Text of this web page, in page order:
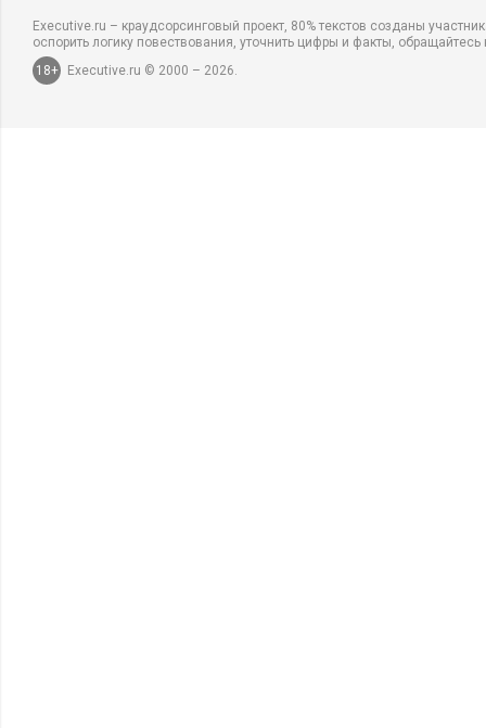
Executive.ru – краудсорсинговый проект, 80% текстов созданы
оспорить логику повествования, уточнить цифры и факты,
18+
Executive.ru © 2000 – 2026.